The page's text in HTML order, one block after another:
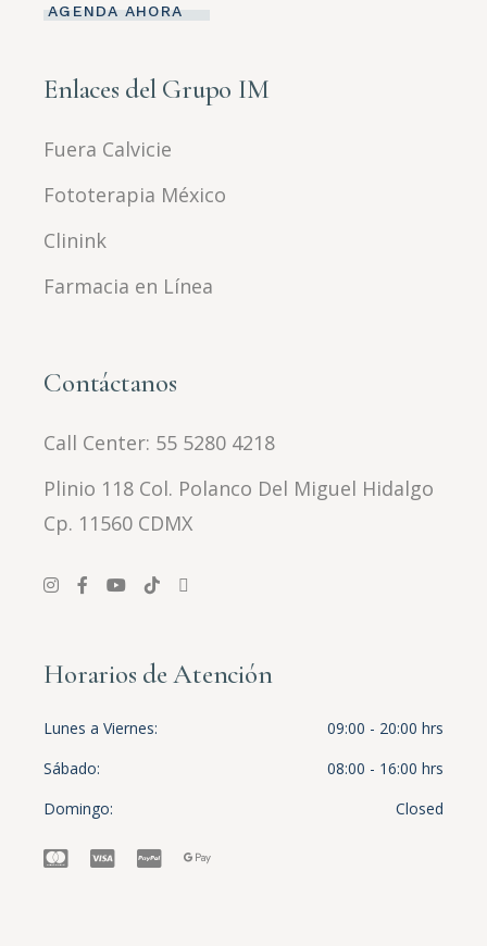
AGENDA AHORA
Enlaces del Grupo IM
Fuera Calvicie
Fototerapia México
Clinink
Farmacia en Línea
Contáctanos
Call Center: 55 5280 4218
Plinio 118 Col. Polanco Del Miguel Hidalgo
Cp. 11560 CDMX
Horarios de Atención
Lunes a Viernes
09:00 - 20:00 hrs
Sábado
08:00 - 16:00 hrs
Domingo
Closed